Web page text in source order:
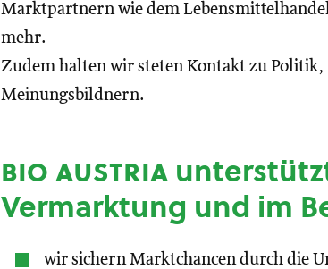
Marktpartnern wie dem
mehr.
Zudem halten wir steten Kontakt zu
Meinungsbildnern.
bio austria
Vermarktung und im
wir sichern Marktchancen durch die